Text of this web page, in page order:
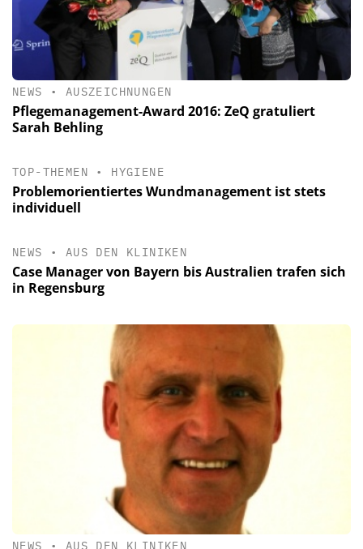
NEWS • AUSZEICHNUNGEN
Pflegemanagement-Award 2016: ZeQ gratuliert
Sarah Behling
TOP-THEMEN • HYGIENE
Problemorientiertes Wundmanagement ist stets
individuell
NEWS • AUS DEN KLINIKEN
Case Manager von Bayern bis Australien trafen sich
in Regensburg
NEWS • AUS DEN KLINIKEN